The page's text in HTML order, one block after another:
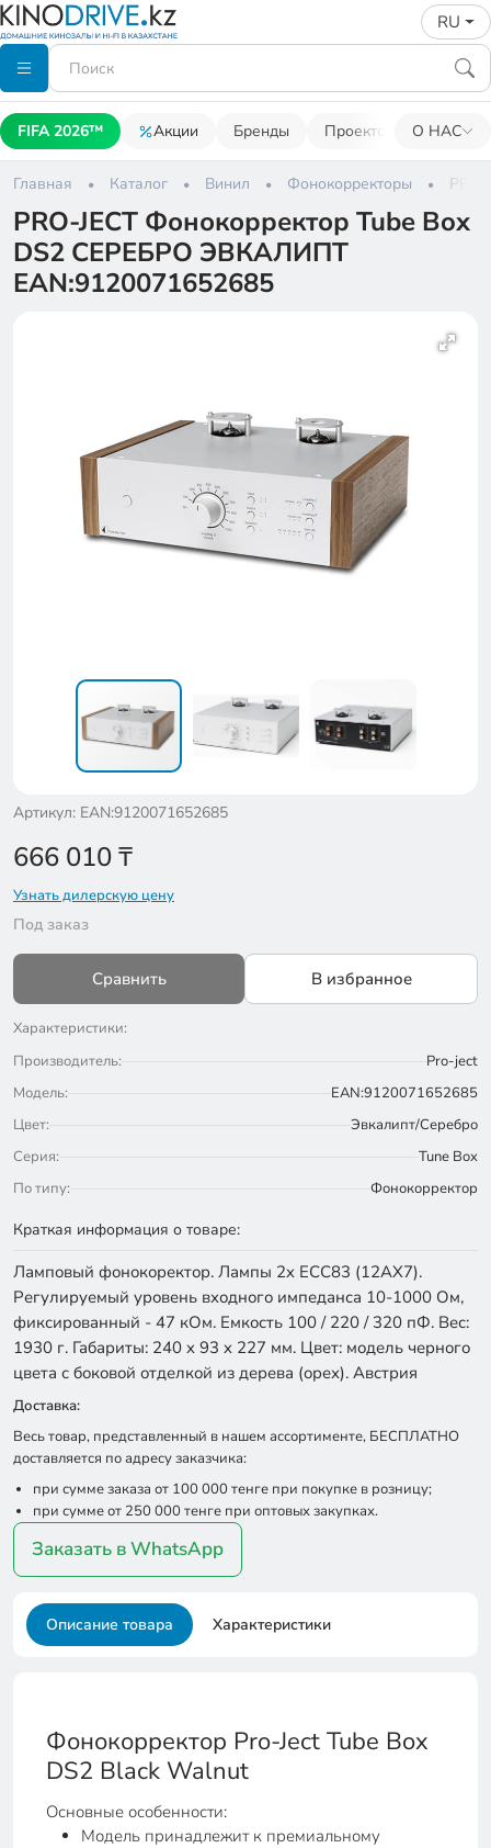
RU
FIFA 2026™ Акции Бренды Проекторы О НАС
Главная Каталог Винил Фонокорректоры
PRO-JECT Фонокорректор Tube Box
DS2 СЕРЕБРО ЭВКАЛИПТ
EAN:9120071652685
Артикул: EAN:9120071652685
666 010₸
Узнать дилерскую цену
Под заказ
Сравнить В избранное
Характеристики:
Производитель:
Pro-ject
Модель:
EAN:9120071652685
Цвет:
Эвкалипт/Серебро
Серия:
Tune Box
По типу:
Фонокорректор
Краткая информация о товаре:
Ламповый фонокоректор. Лампы 2x ECC83 (12AX7).
Регулируемый уровень входного импеданса 10-1000 Ом,
фиксированный - 47 кОм. Емкость 100 / 220 / 320 пФ. Вес:
1930 г. Габариты: 240 x 93 x 227 мм. Цвет: модель черного
цвета с боковой отделкой из дерева (орех). Австрия
Доставка:
Весь товар, представленный в нашем ассортименте, БЕСПЛАТНО
доставляется по адресу заказчика:
при сумме заказа от 100 000 тенге при покупке в розницу;
при сумме от 250 000 тенге при оптовых закупках.
Заказать в WhatsApp
Описание товара Характеристики
Фонокорректор Pro-Ject Tube Box
DS2 Black Walnut
Основные особенности:
Модель принадлежит к премиальному